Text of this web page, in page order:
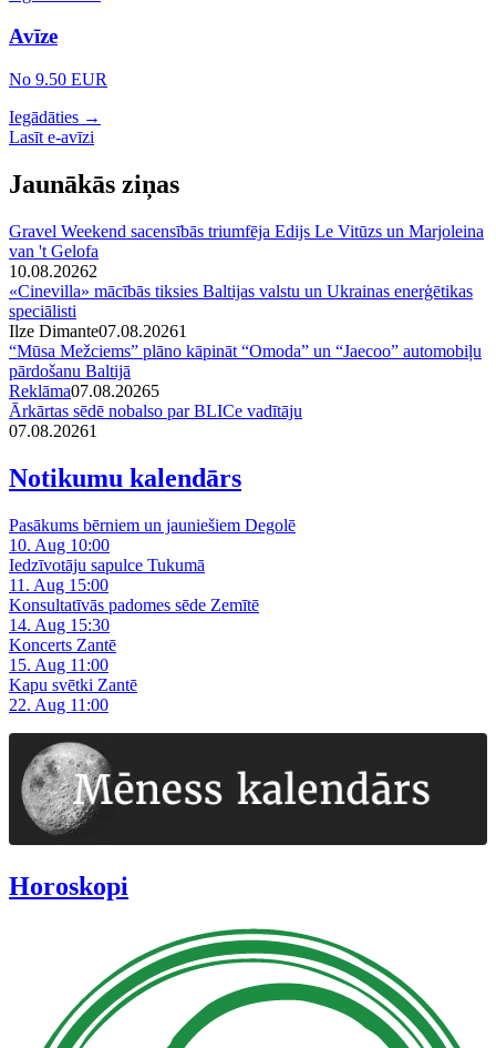
Avīze
No 9.50 EUR
Iegādāties →
Lasīt e-avīzi
Jaunākās ziņas
Gravel Weekend sacensībās triumfēja Edijs Le Vitūzs un Marjoleina
van 't Gelofa
10.08.20262
«Cinevilla» mācībās tiksies Baltijas valstu un Ukrainas enerģētikas
speciālisti
Ilze Dimante07.08.20261
“Mūsa Mežciems” plāno kāpināt “Omoda” un “Jaecoo” automobiļu
pārdošanu Baltijā
Reklāma07.08.20265
Ārkārtas sēdē nobalso par BLICe vadītāju
07.08.20261
Notikumu kalendārs
Pasākums bērniem un jauniešiem Degolē
10. Aug 10:00
Iedzīvotāju sapulce Tukumā
11. Aug 15:00
Konsultatīvās padomes sēde Zemītē
14. Aug 15:30
Koncerts Zantē
15. Aug 11:00
Kapu svētki Zantē
22. Aug 11:00
Horoskopi